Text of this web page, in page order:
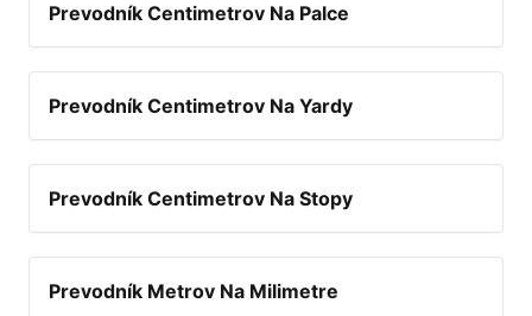
Prevodník Centimetrov Na Palce
Prevodník Centimetrov Na Yardy
Prevodník Centimetrov Na Stopy
Prevodník Metrov Na Milimetre